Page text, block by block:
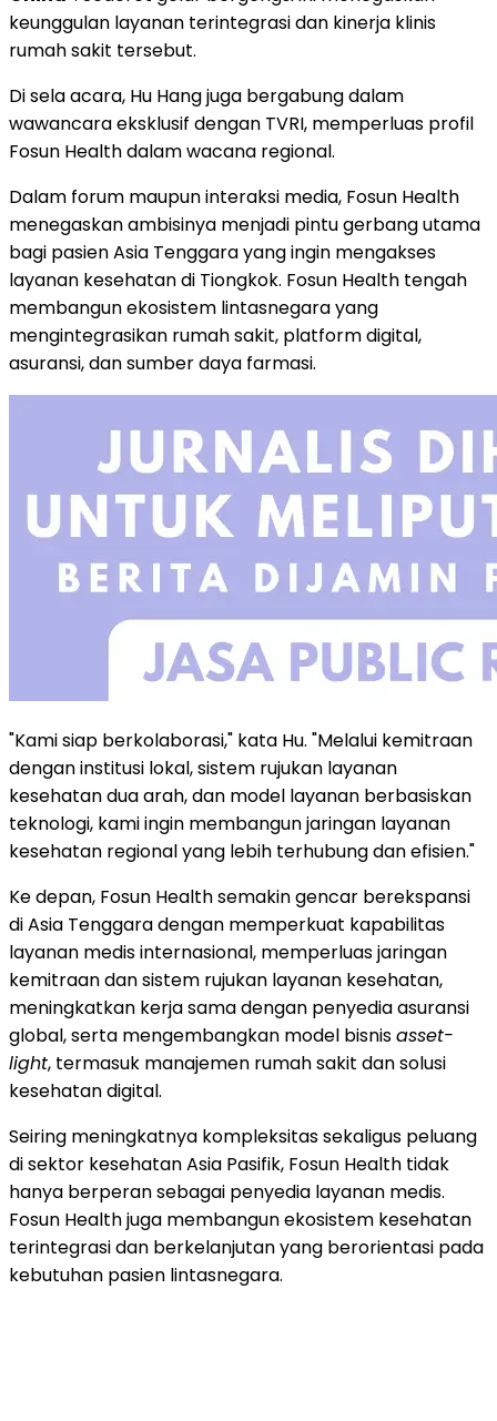
keunggulan layanan terintegrasi dan kinerja klinis
rumah sakit tersebut.
Di sela acara, Hu Hang juga bergabung dalam
wawancara eksklusif dengan TVRI, memperluas profil
Fosun Health dalam wacana regional.
Dalam forum maupun interaksi media, Fosun Health
menegaskan ambisinya menjadi pintu gerbang utama
bagi pasien Asia Tenggara yang ingin mengakses
layanan kesehatan di Tiongkok. Fosun Health tengah
membangun ekosistem lintasnegara yang
mengintegrasikan rumah sakit, platform digital,
asuransi, dan sumber daya farmasi.
"Kami siap berkolaborasi," kata Hu. "Melalui kemitraan
dengan institusi lokal, sistem rujukan layanan
kesehatan dua arah, dan model layanan berbasiskan
teknologi, kami ingin membangun jaringan layanan
kesehatan regional yang lebih terhubung dan efisien."
Ke depan, Fosun Health semakin gencar berekspansi
di Asia Tenggara dengan memperkuat kapabilitas
layanan medis internasional, memperluas jaringan
kemitraan dan sistem rujukan layanan kesehatan,
meningkatkan kerja sama dengan penyedia asuransi
global, serta mengembangkan model bisnisasset-
light, termasuk manajemen rumah sakit dan solusi
kesehatan digital.
Seiring meningkatnya kompleksitas sekaligus peluang
di sektor kesehatan Asia Pasifik, Fosun Health tidak
hanya berperan sebagai penyedia layanan medis.
Fosun Health juga membangun ekosistem kesehatan
terintegrasi dan berkelanjutan yang berorientasi pada
kebutuhan pasien lintasnegara.